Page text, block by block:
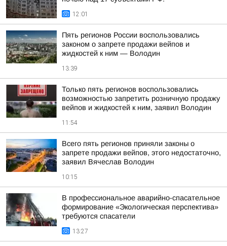
12:01
Пять регионов России воспользовались
законом о запрете продажи вейпов и
жидкостей к ним — Володин
13:39
Только пять регионов воспользовались
возможностью запретить розничную продажу
вейпов и жидкостей к ним, заявил Володин
11:54
Всего пять регионов приняли законы о
запрете продажи вейпов, этого недостаточно,
заявил Вячеслав Володин
10:15
В профессиональное аварийно-спасательное
формирование «Экологическая перспектива»
требуются спасатели
13:27